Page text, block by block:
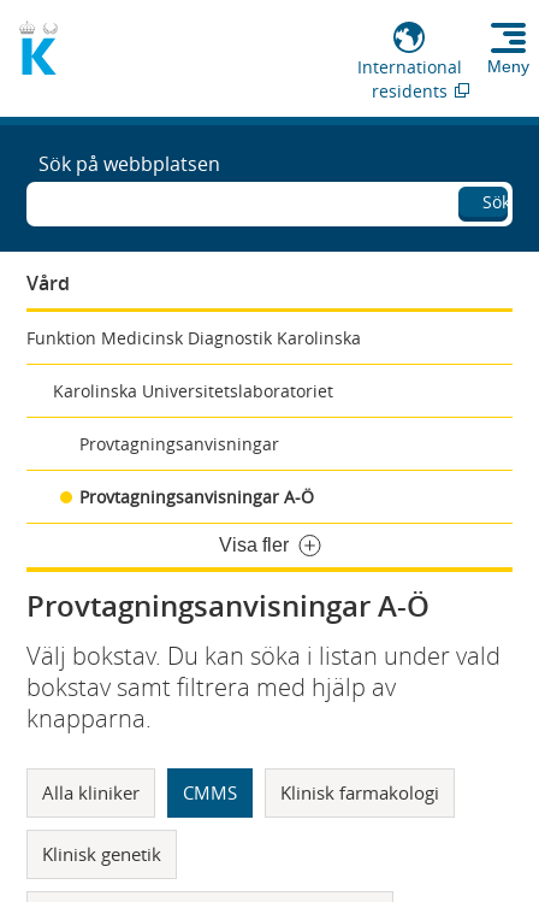
International
residents
Meny
Sök på webbplatsen
Sök
Vård
Funktion Medicinsk Diagnostik Karolinska
Karolinska Universitetslaboratoriet
Provtagningsanvisningar
Provtagningsanvisningar A-Ö
Visa fler
Provtagningsanvisningar A-Ö
Välj bokstav. Du kan söka i listan under vald
bokstav samt filtrera med hjälp av
knapparna.
Alla kliniker CMMS Klinisk farmakologi
Klinisk genetik